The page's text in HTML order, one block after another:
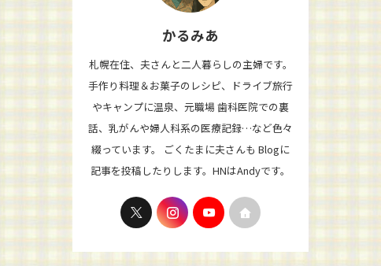
かるみあ
札幌在住、夫さんと二人暮らしの主婦です。
手作り料理＆お菓子のレシピ、ドライブ旅行
やキャンプに温泉、元職場 歯科医院での裏
話、乳がんや婦人科系の医療記録…など色々
綴っています。 ごくたまに夫さんも Blogに
記事を投稿したりします。HNはAndyです。